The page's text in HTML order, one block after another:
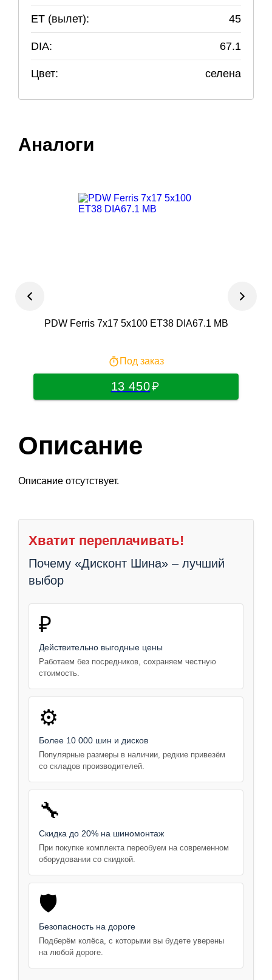
ET (вылет): 45
DIA: 67.1
Цвет: селена
Аналоги
PDW Ferris 7x17 5x100 ET38 DIA67.1 MB
Под заказ
13 450
Описание
Описание отсутствует.
Хватит переплачивать!
Почему «Дисконт Шина» – лучший
выбор
₽
Действительно выгодные цены
Работаем без посредников, сохраняем честную
стоимость.
⚙️
Более 10 000 шин и дисков
Популярные размеры в наличии, редкие привезём
со складов производителей.
🔧
Скидка до 20% на шиномонтаж
При покупке комплекта переобуем на современном
оборудовании со скидкой.
🛡️
Безопасность на дороге
Подберём колёса, с которыми вы будете уверены
на любой дороге.